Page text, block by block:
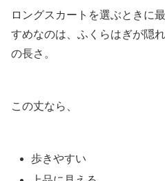
ロングスカートを選ぶときに
すめなのは、ふくらはぎが隠
の長さ。
この丈なら、
歩きやすい